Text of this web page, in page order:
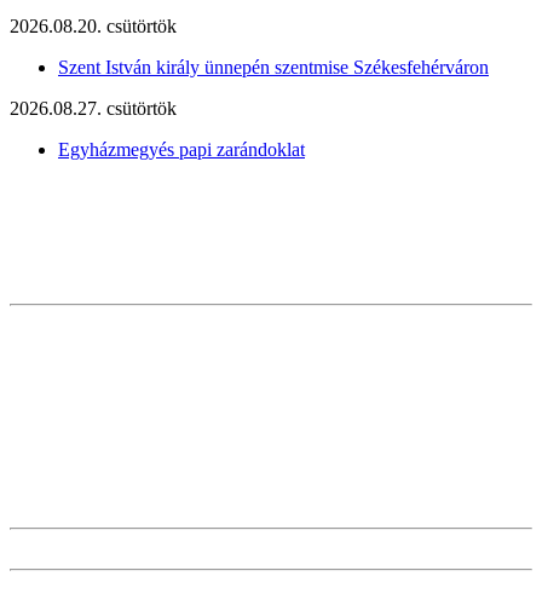
2026.08.20. csütörtök
Szent István király ünnepén szentmise Székesfehérváron
2026.08.27. csütörtök
Egyházmegyés papi zarándoklat